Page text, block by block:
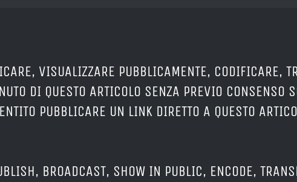
VISUALIZZARE PUBBLICAMENTE, CODIFICARE,
DI QUESTO ARTICOLO SENZA PREVIO CONSENSO
PUBBLICARE UN LINK DIRETTO A QUESTO
BROADCAST, SHOW IN PUBLIC, ENCODE,